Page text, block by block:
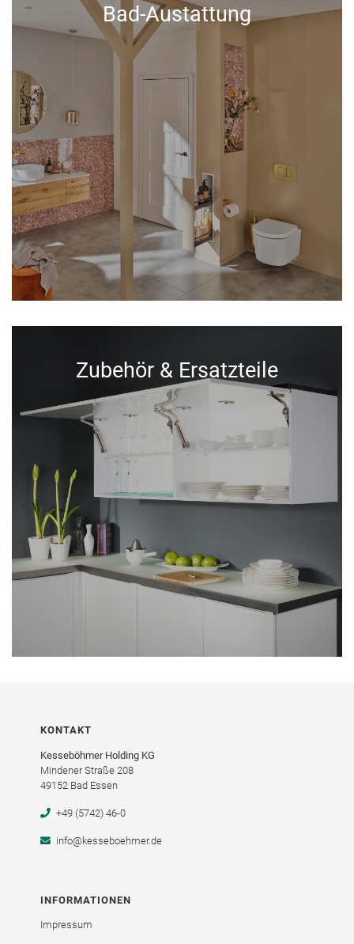
Bad-Austattung
Zubehör & Ersatzteile
KONTAKT
Kesseböhmer Holding KG
Mindener Straße 208
49152 Bad Essen
+49 (5742) 46-0
info@kesseboehmer.de
INFORMATIONEN
Impressum